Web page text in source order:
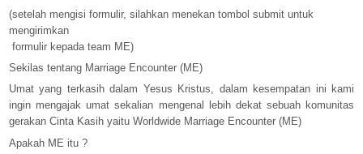
(setelah mengisi formulir, silahkan menekan tombol submit untuk
mengirimkan
formulir kepada team ME)
Sekilas tentang Marriage Encounter (ME)
Umat yang terkasih dalam Yesus Kristus, dalam kesempatan ini kami
ingin mengajak umat sekalian mengenal lebih dekat sebuah komunitas
gerakan Cinta Kasih yaitu Worldwide Marriage Encounter (ME)
Apakah ME itu ?